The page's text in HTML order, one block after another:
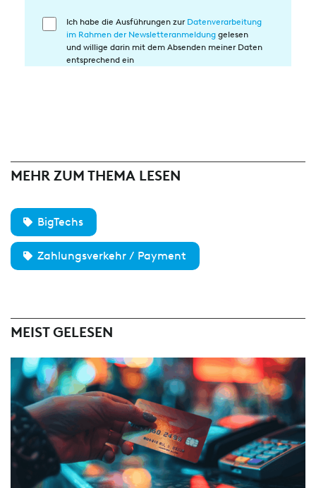
Einwilligung
Ich habe die Ausführungen zur Datenverarbeitung
im Rahmen der Newsletteranmeldung gelesen
und willige darin mit dem Absenden meiner Daten
entsprechend ein
MEHR ZUM THEMA LESEN
BigTechs
Zahlungsverkehr / Payment
MEIST GELESEN